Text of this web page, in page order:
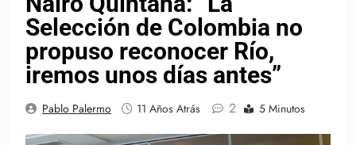
Selección de Colombia no
propuso reconocer Río,
iremos unos días antes”
Pablo Palermo 11 Años Atrás 2 5 Minutos